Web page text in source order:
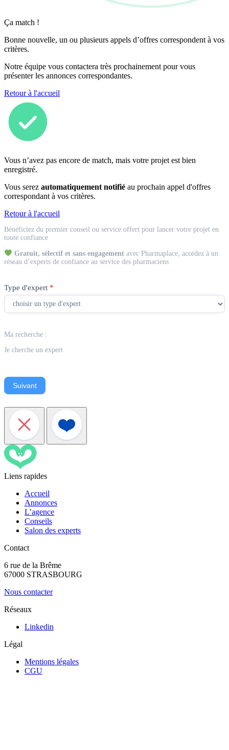
Ça match !
Bonne nouvelle, un ou plusieurs appels d’offres correspondent à vos
critères.
Notre équipe vous contactera très prochainement pour vous
présenter les annonces correspondantes.
Retour à l'accueil
Vous n’avez pas encore de match, mais votre projet est bien
enregistré.
Vous serez automatiquement notifié au prochain appel d'offres
correspondant à vos critères.
Retour à l'accueil
Expert
Bénéficiez du premier conseil ou service offert pour lancer votre projet en
toute confiance
Gratuit, sélectif et sans engagementavec Pharmaplace, accédez à un
réseau d’experts de confiance au service des pharmaciens
Type d'expert *
Ma recherche :
Je cherche un expert
Suivant
Liens rapides
Accueil
Annonces
L’agence
Conseils
Salon des experts
Contact
6 rue de la Brême
67000 STRASBOURG
Nous contacter
Réseaux
Linkedin
Légal
Mentions légales
CGU